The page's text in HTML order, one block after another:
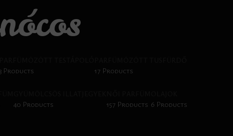
3 Products
17 Products
40 Products
157 Products 6 Products